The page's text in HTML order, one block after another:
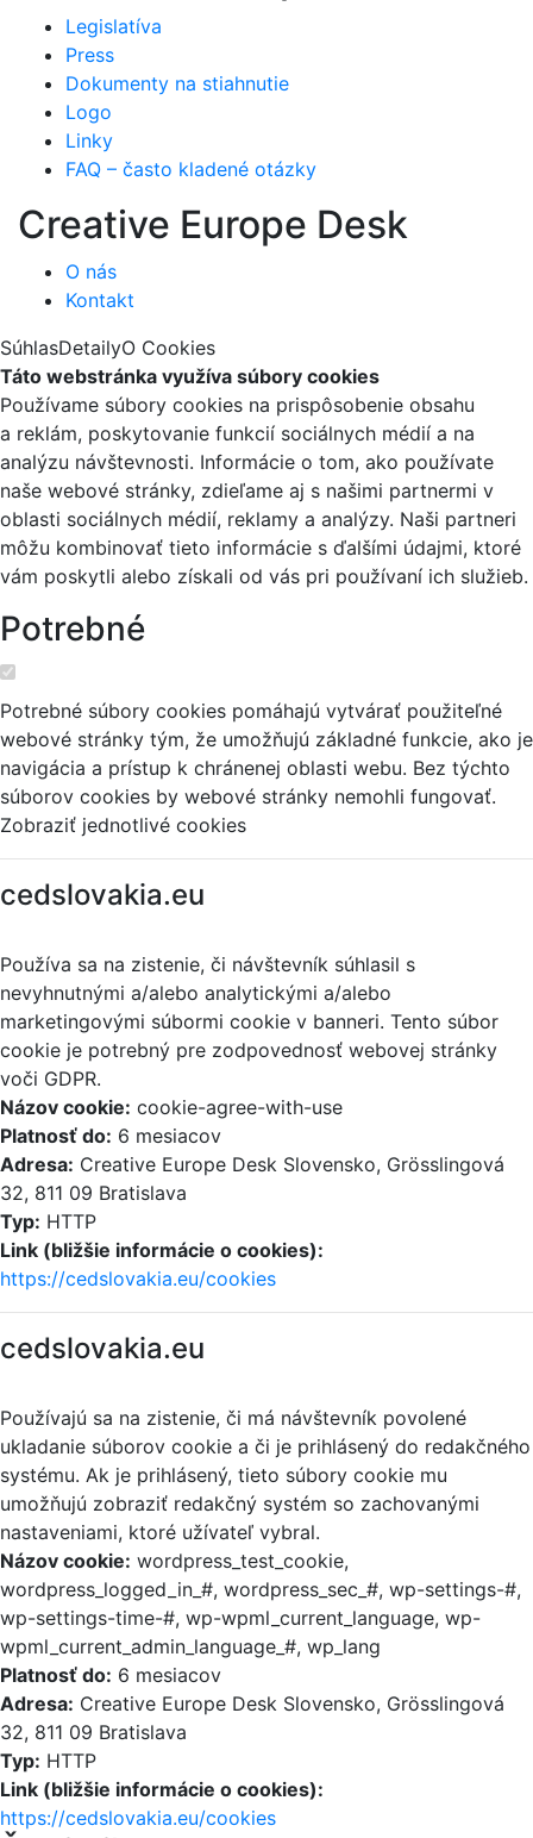
Legislatíva
Press
Dokumenty na stiahnutie
Logo
Linky
FAQ – často kladené otázky
Creative Europe Desk
O nás
Kontakt
SúhlasDetailyO Cookies
Táto webstránka využíva súbory cookies
Používame súbory cookies na prispôsobenie obsahu
a reklám, poskytovanie funkcií sociálnych médií a na
analýzu návštevnosti. Informácie o tom, ako používate
naše webové stránky, zdieľame aj s našimi partnermi v
oblasti sociálnych médií, reklamy a analýzy. Naši partneri
môžu kombinovať tieto informácie s ďalšími údajmi, ktoré
vám poskytli alebo získali od vás pri používaní ich služieb.
Potrebné
Potrebné súbory cookies pomáhajú vytvárať použiteľné
webové stránky tým, že umožňujú základné funkcie, ako je
navigácia a prístup k chránenej oblasti webu. Bez týchto
súborov cookies by webové stránky nemohli fungovať.
Zobraziť jednotlivé cookies
cedslovakia.eu
Používa sa na zistenie, či návštevník súhlasil s
nevyhnutnými a/alebo analytickými a/alebo
marketingovými súbormi cookie v banneri. Tento súbor
cookie je potrebný pre zodpovednosť webovej stránky
voči GDPR.
Názov cookie: cookie-agree-with-use
Platnosť do: 6 mesiacov
Adresa: Creative Europe Desk Slovensko, Grösslingová
32, 811 09 Bratislava
Typ: HTTP
Link (bližšie informácie o cookies):
https://cedslovakia.eu/cookies
cedslovakia.eu
Používajú sa na zistenie, či má návštevník povolené
ukladanie súborov cookie a či je prihlásený do redakčného
systému. Ak je prihlásený, tieto súbory cookie mu
umožňujú zobraziť redakčný systém so zachovanými
nastaveniami, ktoré užívateľ vybral.
Názov cookie: wordpress_test_cookie,
wordpress_logged_in_#, wordpress_sec_#, wp-settings-#,
wp-settings-time-#, wp-wpml_current_language, wp-
wpml_current_admin_language_#, wp_lang
Platnosť do: 6 mesiacov
Adresa: Creative Europe Desk Slovensko, Grösslingová
32, 811 09 Bratislava
Typ: HTTP
Link (bližšie informácie o cookies):
https://cedslovakia.eu/cookies